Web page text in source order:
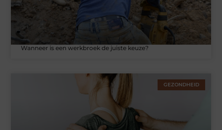
Wanneer is een werkbroek de juiste keuze?
GEZONDHEID